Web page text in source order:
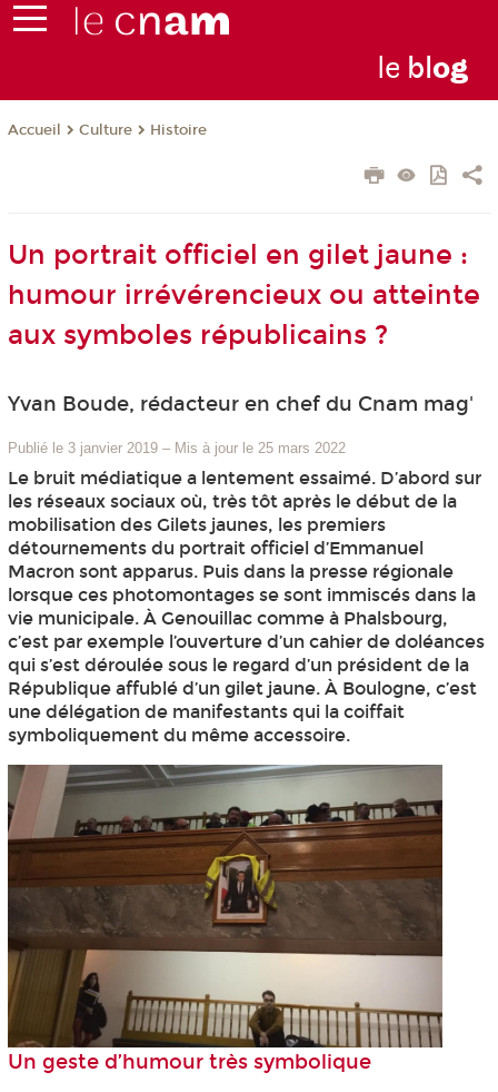
le blog
Accueil Culture Histoire
Un portrait officiel en gilet jaune :
humour irrévérencieux ou atteinte
aux symboles républicains ?
Yvan Boude, rédacteur en chef du Cnam mag'
Publié le 3 janvier 2019 – Mis à jour le 25 mars 2022
Le bruit médiatique a lentement essaimé. D’abord sur
les réseaux sociaux où, très tôt après le début de la
mobilisation des Gilets jaunes, les premiers
détournements du portrait officiel d’Emmanuel
Macron sont apparus. Puis dans la presse régionale
lorsque ces photomontages se sont immiscés dans la
vie municipale. À Genouillac comme à Phalsbourg,
c’est par exemple l’ouverture d’un cahier de doléances
qui s’est déroulée sous le regard d’un président de la
République affublé d’un gilet jaune. À Boulogne, c’est
une délégation de manifestants qui la coiffait
symboliquement du même accessoire.
Un geste d’humour très symbolique